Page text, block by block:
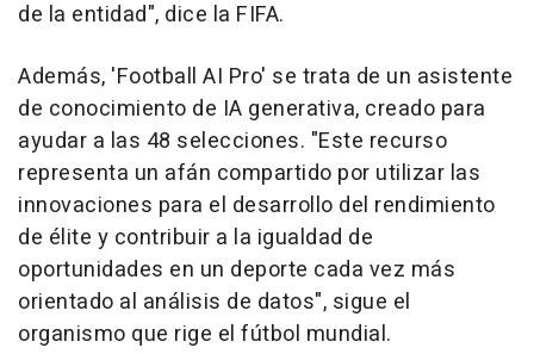
de la entidad", dice la FIFA.
Además, 'Football AI Pro' se trata de un asistente
de conocimiento de IA generativa, creado para
ayudar a las 48 selecciones. "Este recurso
representa un afán compartido por utilizar las
innovaciones para el desarrollo del rendimiento
de élite y contribuir a la igualdad de
oportunidades en un deporte cada vez más
orientado al análisis de datos", sigue el
organismo que rige el fútbol mundial.